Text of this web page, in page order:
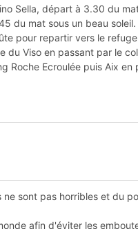
Sella, départ à 3.30 du
du mat sous un beau
pour repartir vers le
du Viso en passant par le
Roche Ecroulée puis Aix
sont pas horribles et du
afin d'éviter les